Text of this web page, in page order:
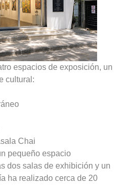
espacios de exposición, un
cultural:
Chai
pequeño espacio
dos salas de exhibición y un
ha realizado cerca de 20